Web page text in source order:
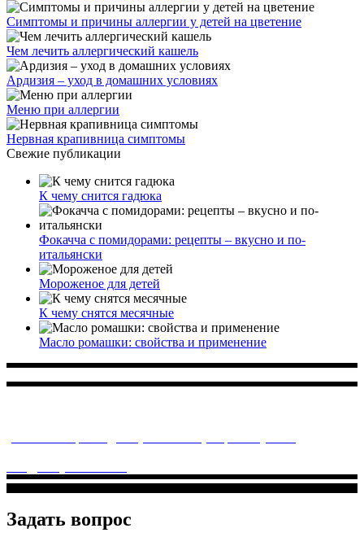
Симптомы и причины аллергии у детей на цветение
Чем лечить аллергический кашель
Ардизия – уход в домашних условиях
Меню при аллергии
Нервная крапивница симптомы
Свежие публикации
К чему снится гадюка
Фокачча с помидорами: рецепты – вкусно и по-
итальянски
Мороженое для детей
К чему снятся месячные
Масло ромашки: свойства и применение
Задать вопрос